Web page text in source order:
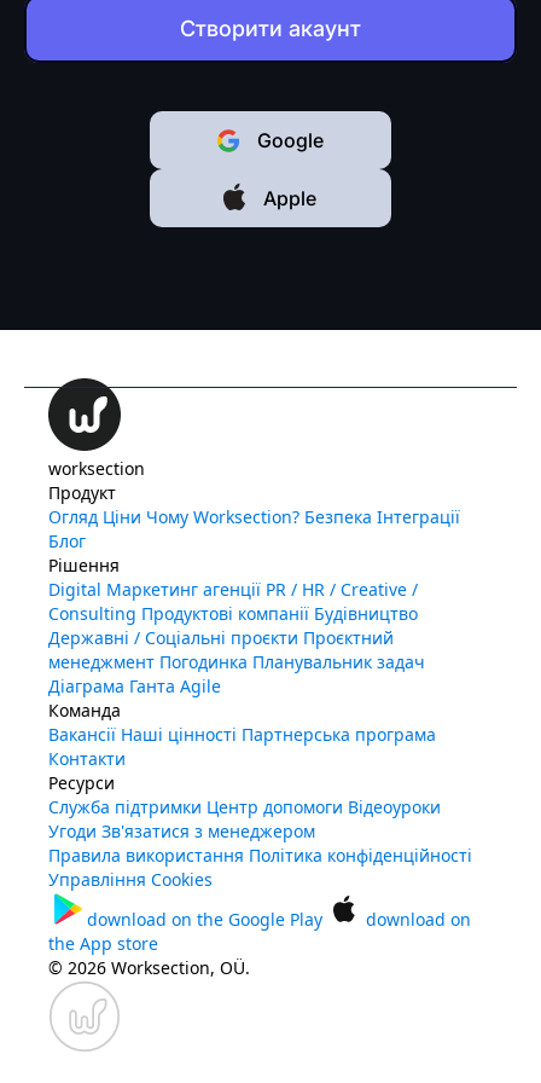
Створити акаунт
Google
Apple
worksection
Продукт
Огляд Ціни Чому Worksection? Безпека Інтеграції
Блог
Рішення
Digital Маркетинг агенції PR / HR / Creative /
Consulting Продуктові компанії Будівництво
Державні / Соціальні проєкти Проєктний
менеджмент Погодинка Планувальник задач
Діаграма Ганта Agile
Команда
Вакансії Наші цінності Партнерська програма
Контакти
Ресурси
Служба підтримки Центр допомоги Відеоуроки
Угоди Зв'язатися з менеджером
Правила використання Політика конфіденційності
Управління Cookies
download on the Google Play
download on
the App store
© 2026 Worksection, OÜ.